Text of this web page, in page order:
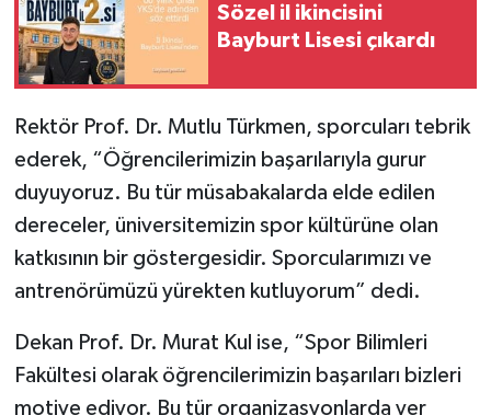
Sözel il ikincisini
Bayburt Lisesi çıkardı
Rektör Prof. Dr. Mutlu Türkmen, sporcuları tebrik
ederek, “Öğrencilerimizin başarılarıyla gurur
duyuyoruz. Bu tür müsabakalarda elde edilen
dereceler, üniversitemizin spor kültürüne olan
katkısının bir göstergesidir. Sporcularımızı ve
antrenörümüzü yürekten kutluyorum” dedi.
Dekan Prof. Dr. Murat Kul ise, “Spor Bilimleri
Fakültesi olarak öğrencilerimizin başarıları bizleri
motive ediyor. Bu tür organizasyonlarda yer